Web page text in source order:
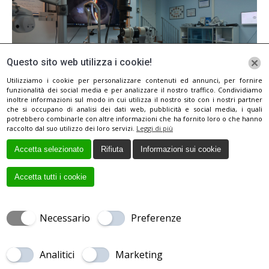
OCULISTA | Tutti i diritti riservatti.
Questo sito web utilizza i cookie!
Utilizziamo i cookie per personalizzare contenuti ed annunci, per fornire
funzionalità dei social media e per analizzare il nostro traffico. Condividiamo
inoltre informazioni sul modo in cui utilizza il nostro sito con i nostri partner
che si occupano di analisi dei dati web, pubblicità e social media, i quali
potrebbero combinarle con altre informazioni che ha fornito loro o che hanno
raccolto dal suo utilizzo dei loro servizi. Leggi di più
Accetta selezionato Rifiuta Informazioni sui cookie
Accetta tutti i cookie
Necessario Preferenze
Analitici Marketing